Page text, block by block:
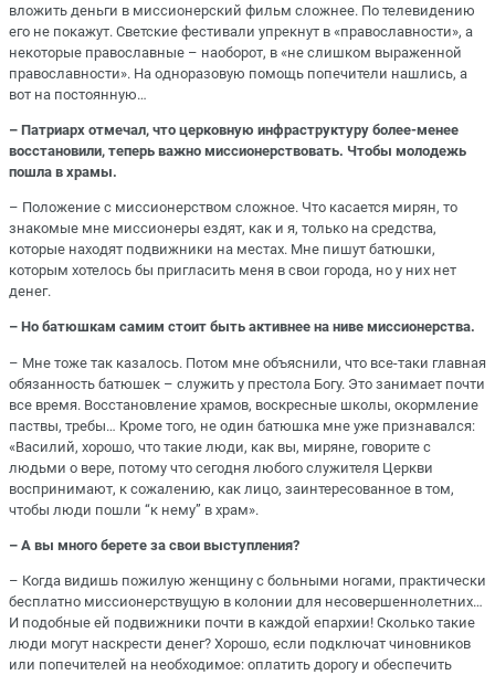
вложить деньги в миссионерский фильм сложнее. По телевидению
его не покажут. Светские фестивали упрекнут в «православности», а
некоторые православные – наоборот, в «не слишком выраженной
православности». На одноразовую помощь попечители нашлись, а
вот на постоянную…
– Патриарх отмечал, что церковную инфраструктуру более-менее
восстановили, теперь важно миссионерствовать. Чтобы молодежь
пошла в храмы.
– Положение с миссионерством сложное. Что касается мирян, то
знакомые мне миссионеры ездят, как и я, только на средства,
которые находят подвижники на местах. Мне пишут батюшки,
которым хотелось бы пригласить меня в свои города, но у них нет
денег.
– Но батюшкам самим стоит быть активнее на ниве миссионерства.
– Мне тоже так казалось. Потом мне объяснили, что все-таки главная
обязанность батюшек – служить у престола Богу. Это занимает почти
все время. Восстановление храмов, воскресные школы, окормление
паствы, требы… Кроме того, не один батюшка мне уже признавался:
«Василий, хорошо, что такие люди, как вы, миряне, говорите с
людьми о вере, потому что сегодня любого служителя Церкви
воспринимают, к сожалению, как лицо, заинтересованное в том,
чтобы люди пошли “к нему” в храм».
– А вы много берете за свои выступления?
– Когда видишь пожилую женщину с больными ногами, практически
бесплатно миссионерствущую в колонии для несовершеннолетних…
И подобные ей подвижники почти в каждой епархии! Сколько такие
люди могут наскрести денег? Хорошо, если подключат чиновников
или попечителей на необходимое: оплатить дорогу и обеспечить